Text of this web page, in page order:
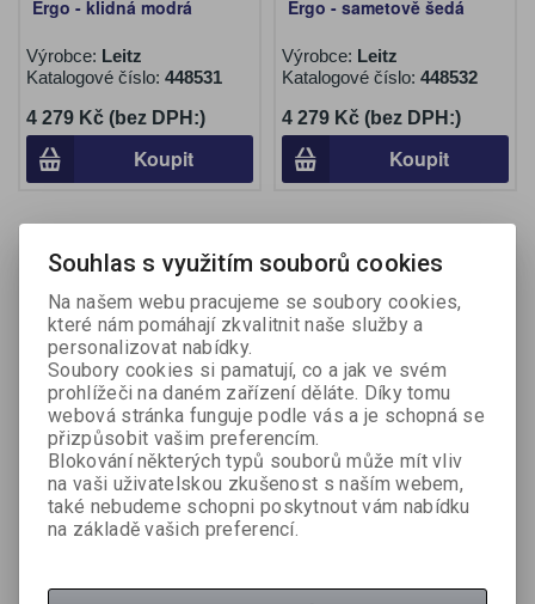
Ergo - klidná modrá
Výrobce: Leitz
Katalogové číslo: 448531
4 279 Kč (bez DPH:)
Koupit
Ergo - sametově šedá
Výrobce: Leitz
Katalogové číslo: 448532
4 279 Kč (bez DPH:)
Koupit
Balanční polštář Leitz
ERGO - tmavě šedá
Balanční polštář s
potahem Leitz ERGO -
světle šedá
Souhlas s využitím souborů cookies
Na našem webu pracujeme se soubory cookies,
které nám pomáhají zkvalitnit naše služby a
personalizovat nabídky.
Soubory cookies si pamatují, co a jak ve svém
prohlížeči na daném zařízení děláte. Díky tomu
webová stránka funguje podle vás a je schopná se
přizpůsobit vašim preferencím.
Blokování některých typů souborů může mít vliv
na vaši uživatelskou zkušenost s naším webem,
také nebudeme schopni poskytnout vám nabídku
na základě vašich preferencí.